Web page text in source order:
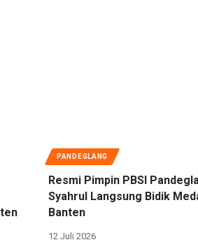
PANDEGLANG
Resmi Pimpin PBSI
Syahrul Langsung Bidik
Banten
12 Juli 2026